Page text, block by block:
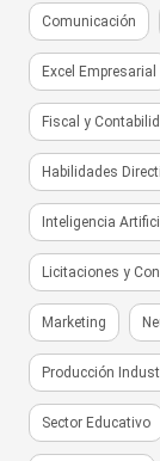
Comunicación
Excel Empresarial
Fiscal y
Habilidades
Inteligencia
Licitaciones y
Marketing
Producción
Sector Educativo